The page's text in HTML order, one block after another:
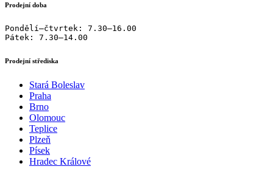
Prodejní doba
Pondělí–čtvrtek: 7.30–16.00
Pátek: 7.30–14.00
Prodejní střediska
Stará Boleslav
Praha
Brno
Olomouc
Teplice
Plzeň
Písek
Hradec Králové